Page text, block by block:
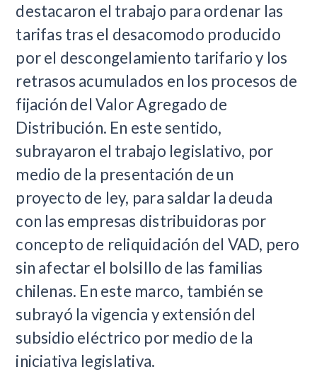
destacaron el trabajo para ordenar las
tarifas tras el desacomodo producido
por el descongelamiento tarifario y los
retrasos acumulados en los procesos de
fijación del Valor Agregado de
Distribución. En este sentido,
subrayaron el trabajo legislativo, por
medio de la presentación de un
proyecto de ley, para saldar la deuda
con las empresas distribuidoras por
concepto de reliquidación del VAD, pero
sin afectar el bolsillo de las familias
chilenas. En este marco, también se
subrayó la vigencia y extensión del
subsidio eléctrico por medio de la
iniciativa legislativa.